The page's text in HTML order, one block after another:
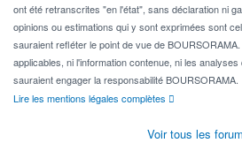
ont été retranscrites "en l'état", sans déclaration ni
opinions ou estimations qui y sont exprimées sont
sauraient refléter le point de vue de
applicables, ni l'information contenue, ni les
sauraient engager la responsabilité BOURSORAMA.
Lire les mentions légales complètes
Voir tous les